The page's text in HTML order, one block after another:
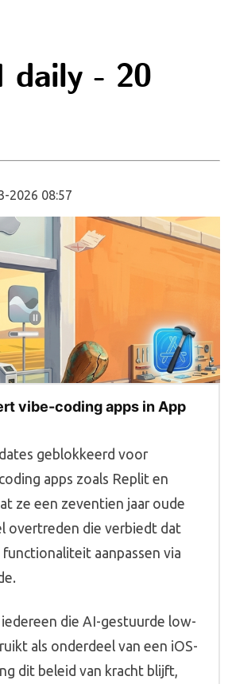
daily - 20
2026 08:57
vibe-coding apps in App
geblokkeerd voor
apps zoals Replit en
ze een zeventien jaar oude
overtreden die verbiedt dat
functionaliteit aanpassen via
die AI-gestuurde low-
als onderdeel van een iOS-
dit beleid van kracht blijft,